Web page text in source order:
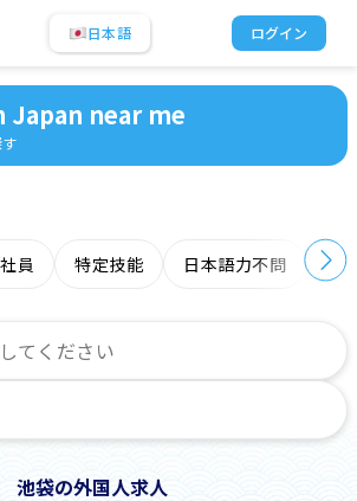
日本語 ログイン
Japan near me
員 特定技能 日本語力不問 オ
池袋の外国人求人